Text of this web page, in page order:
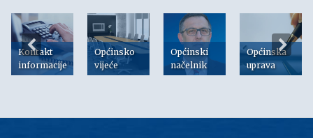
Kontakt
informacije
Općinsko
vijeće
Općinski
načelnik
Općinska
uprava